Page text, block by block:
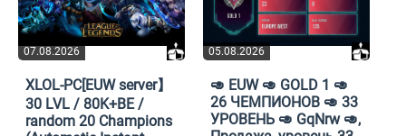
07.08.2026
XLOL-PC[EUW server】
30 LVL / 80K+BE /
random 20 Champions
05.08.2026
🥑 EUW 🥑 GOLD 1 🥑
26 ЧЕМПИОНОВ 🥑 33
УРОВЕНЬ 🥑 GqNrw 🥑,